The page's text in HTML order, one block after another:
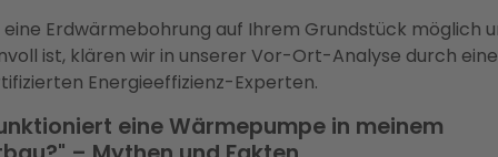
Erdwärmebohrung auf Ihrem Grundstück möglich
ist, klären wir in unserer Vor-Ort-Analyse durch
Energieeffizienz-Experten.
eine Wärmepumpe in meinem